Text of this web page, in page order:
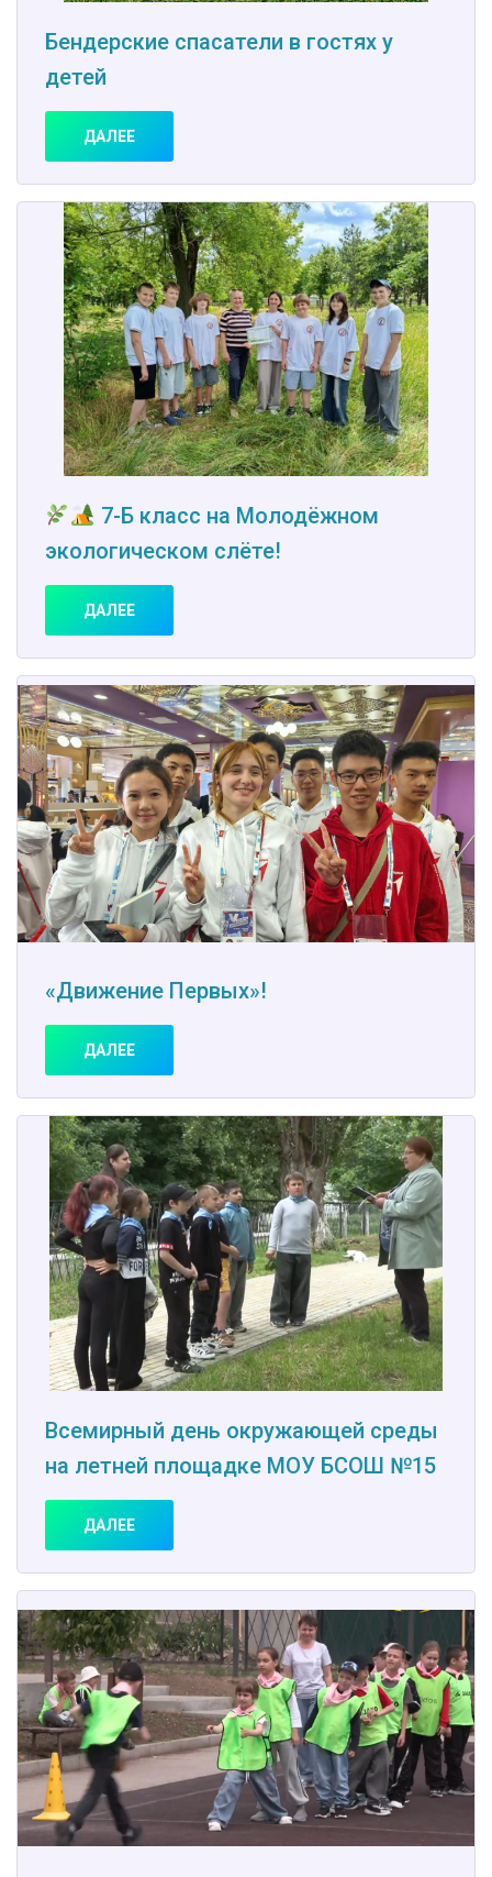
Бендерские спасатели в гостях у
детей
ДАЛЕЕ
7-Б класс на Молодёжном
экологическом слёте!
ДАЛЕЕ
«Движение Первых»!
ДАЛЕЕ
Всемирный день окружающей среды
на летней площадке МОУ БСОШ №15
ДАЛЕЕ